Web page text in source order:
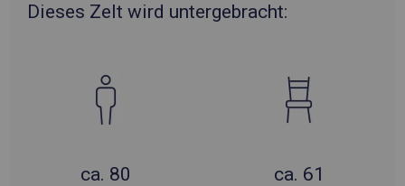
Dieses Zelt wird untergebracht:
ca. 80
ca. 61